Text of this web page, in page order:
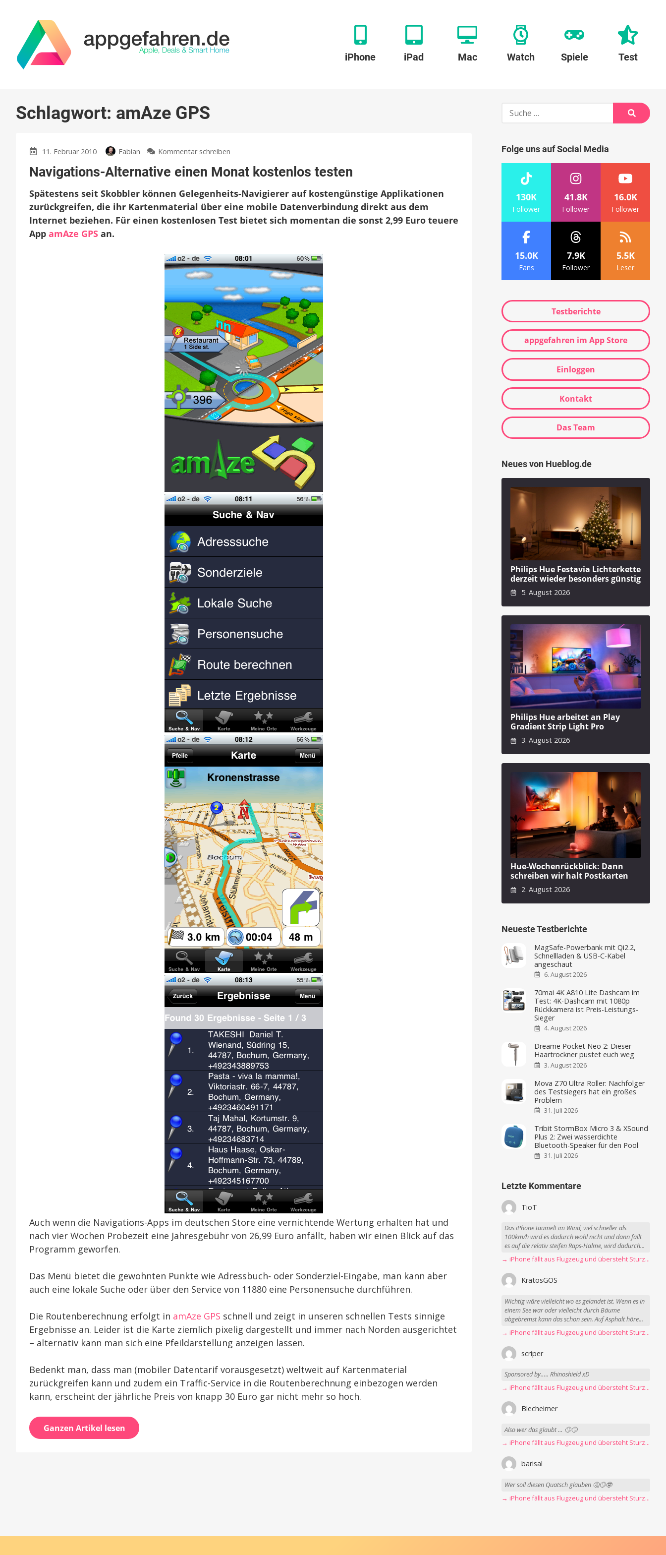
iPhone iPad Mac Watch Spiele Test
Schlagwort: amAze GPS
11. Februar 2010 Fabian Kommentar schreiben
Alternative
Monat
kostenlos
Navigations-Alternative einen Monat kostenlos testen
Spätestens seit Skobbler können Gelegenheits-Navigierer auf kostengünstige Applikationen
zurückgreifen, die ihr Kartenmaterial über eine mobile Datenverbindung direkt aus dem
Internet beziehen. Für einen kostenlosen Test bietet sich momentan die sonst 2,99 Euro teuere
App amAze GPS an.
Auch wenn die Navigations-Apps im deutschen Store eine vernichtende Wertung erhalten hat und
nach vier Wochen Probezeit eine Jahresgebühr von 26,99 Euro anfällt, haben wir einen Blick auf das
Programm geworfen.
Das Menü bietet die gewohnten Punkte wie Adressbuch- oder Sonderziel-Eingabe, man kann aber
auch eine lokale Suche oder über den Service von 11880 eine Personensuche durchführen.
Die Routenberechnung erfolgt in amAze GPS schnell und zeigt in unseren schnellen Tests sinnige
Ergebnisse an. Leider ist die Karte ziemlich pixelig dargestellt und immer nach Norden ausgerichtet
– alternativ kann man sich eine Pfeildarstellung anzeigen lassen.
Bedenkt man, dass man (mobiler Datentarif vorausgesetzt) weltweit auf Kartenmaterial
zurückgreifen kann und zudem ein Traffic-Service in die Routenberechnung einbezogen werden
kann, erscheint der jährliche Preis von knapp 30 Euro gar nicht mehr so hoch.
Ganzen Artikel lesen
Suche
Suche
Folge uns auf Social Media
130K
Follower
41.8K
Follower
16.0K
Follower
15.0K
Fans
7.9K
Follower
5.5K
Leser
Testberichte
appgefahren im App Store
Einloggen
Kontakt
Das Team
Neues von Hueblog.de
Philips Hue Festavia Lichterkette
derzeit wieder besonders günstig
5. August 2026
Philips Hue arbeitet an Play
Gradient Strip Light Pro
3. August 2026
Hue-Wochenrückblick: Dann
schreiben wir halt Postkarten
2. August 2026
Neueste Testberichte
MagSafe-Powerbank mit Qi2.2,
Schnellladen & USB-C-Kabel
angeschaut
6. August 2026
70mai 4K A810 Lite Dashcam im
Test: 4K-Dashcam mit 1080p
Rückkamera ist Preis-Leistungs-
Sieger
4. August 2026
Dreame Pocket Neo 2: Dieser
Haartrockner pustet euch weg
3. August 2026
Mova Z70 Ultra Roller: Nachfolger
des Testsiegers hat ein großes
Problem
31. Juli 2026
Tribit StormBox Micro 3 & XSound
Plus 2: Zwei wasserdichte
Bluetooth-Speaker für den Pool
31. Juli 2026
Letzte Kommentare
TioT
Das iPhone taumelt im Wind, viel schneller als
100km/h wird es dadurch wohl nicht und dann fällt
es auf die relativ steifen Raps-Halme, wird dadurch...
→ iPhone fällt aus Flugzeug und übersteht Sturz unbeschadet
KratosGOS
Wichtig wäre vielleicht wo es gelandet ist. Wenn es in
einem See war oder vielleicht durch Bäume
abgebremst kann das schon sein. Auf Asphalt höre...
→ iPhone fällt aus Flugzeug und übersteht Sturz unbeschadet
scriper
Sponsored by….. Rhinoshield xD
→ iPhone fällt aus Flugzeug und übersteht Sturz unbeschadet
Blecheimer
Also wer das glaubt … 🙄🙄
→ iPhone fällt aus Flugzeug und übersteht Sturz unbeschadet
barisal
Wer soll diesen Quatsch glauben 🤔🙄🤓
→ iPhone fällt aus Flugzeug und übersteht Sturz unbeschadet